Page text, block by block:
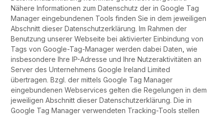
Nähere Informationen zum Datenschutz der in Google Tag
Manager eingebundenen Tools finden Sie in dem jeweiligen
Abschnitt dieser Datenschutzerklärung. Im Rahmen der
Benutzung unserer Webseite bei aktivierter Einbindung von
Tags von Google-Tag-Manager werden dabei Daten, wie
insbesondere Ihre IP-Adresse und Ihre Nutzeraktivitäten an
Server des Unternehmens Google Ireland Limited
übertragen. Bzgl. der mittels Google Tag Manager
eingebundenen Webservices gelten die Regelungen in dem
jeweiligen Abschnitt dieser Datenschutzerklärung. Die in
Google Tag Manager verwendeten Tracking-Tools stellen